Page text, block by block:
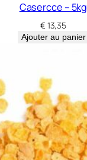
Casercce – 5kg
€13,35
Ajouter au panier